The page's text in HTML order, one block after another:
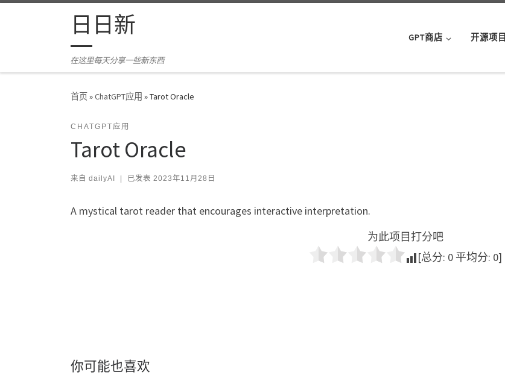
Skip to content日日新
在这里每天分享一些新东西
GPT商店 开源项目
首页»ChatGPT应用 »Tarot Oracle
CHATGPT应用
Tarot Oracle
来自 dailyAI 已发表 2023年11月28日
A mystical tarot reader that encourages interactive interpretation.
为此项目打分吧
[总分: 0 平均分: 0]
你可能也喜欢